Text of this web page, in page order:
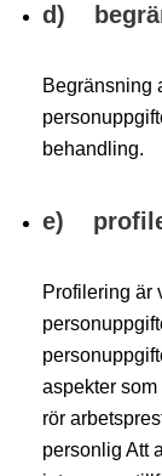
d)
Begränsning
behandling.
e)
Profilering är
aspekter
rör
personlig Att